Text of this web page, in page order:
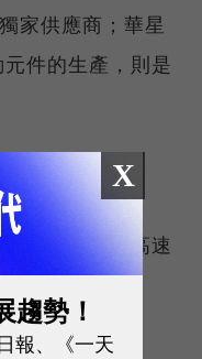
家供應商；華星
件的生產，則是
）在資料的高速
括網通廠智邦
X
趨勢！
報、《一天